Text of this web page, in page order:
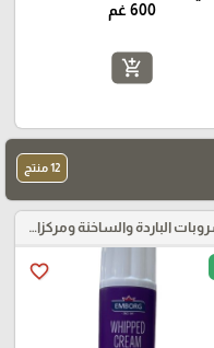
600 غم
add_shopping_cart
12 منتج
المشروبات الباردة والساخنة ومركزات الموهيتو
favorite_border